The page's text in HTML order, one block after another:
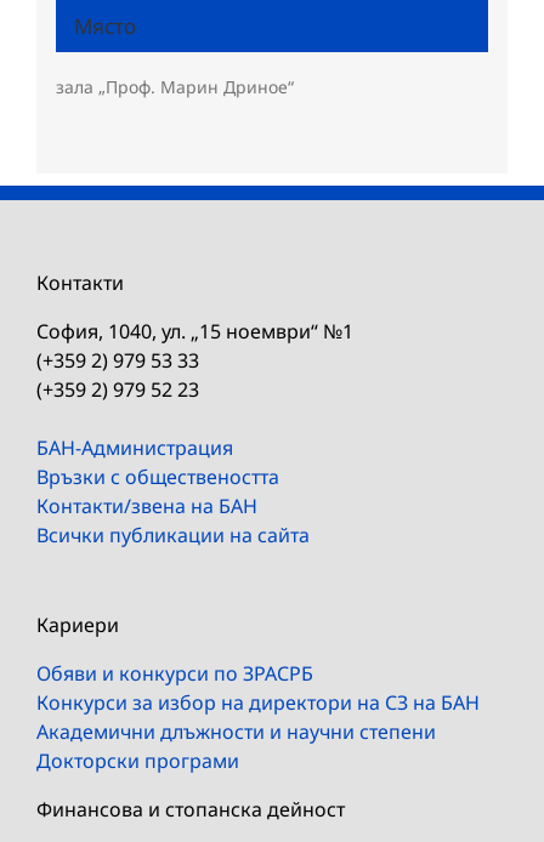
Място
зала „Проф. Марин Дриное“
Контакти
София, 1040, ул. „15 ноември“ №1
(+359 2) 979 53 33
(+359 2) 979 52 23
БАН-Администрация
Връзки с обществеността
Контакти/звена на БАН
Всички публикации на сайта
Кариери
Обяви и конкурси по ЗРАСРБ
Конкурси за избор на директори на СЗ на БАН
Академични длъжности и научни степени
Докторски програми
Финансова и стопанска дейност